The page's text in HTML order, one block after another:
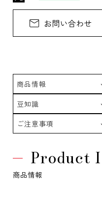
商品情報
豆知識
ご注意事項
Product
商品情報